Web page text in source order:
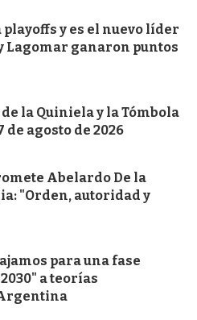
y es el nuevo líder
Lagomar ganaron puntos
la Quiniela y la Tómbola
agosto de 2026
Abelardo De la
"Orden, autoridad y
para una fase
a teorías